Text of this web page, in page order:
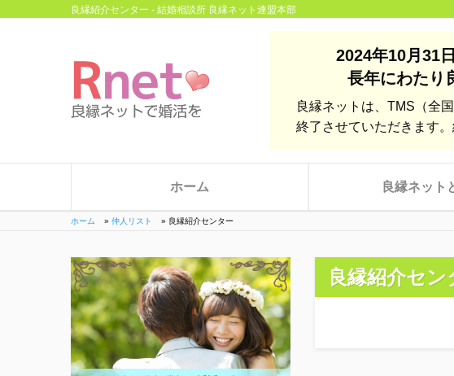
良縁紹介センター - 結婚相談所 良縁ネット連盟本部
2024年10月31
長年にわたり
良縁ネットは、TMS（全
終了させていただきます
ホーム 良縁ネット
ホーム » 仲人リスト » 良縁紹介センター
良縁紹介セン